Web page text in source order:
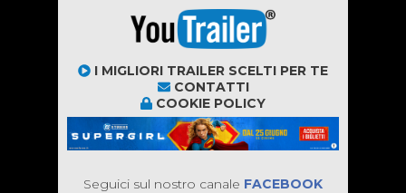
I MIGLIORI TRAILER SCELTI PER TE
CONTATTI
COOKIE POLICY
Seguici sul nostro canale FACEBOOK